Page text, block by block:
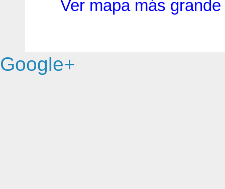
Ver mapa más grande
Google+